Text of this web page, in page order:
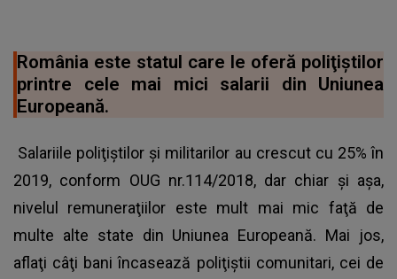
România este statul care le oferă poliţiştilor
printre cele mai mici salarii din Uniunea
Europeană.
Salariile poliţiştilor şi militarilor au crescut cu 25% în
2019, conform OUG nr.114/2018, dar chiar şi aşa,
nivelul remuneraţiilor este mult mai mic faţă de
multe alte state din Uniunea Europeană. Mai jos,
aflaţi câţi bani încasează poliţiştii comunitari, cei de